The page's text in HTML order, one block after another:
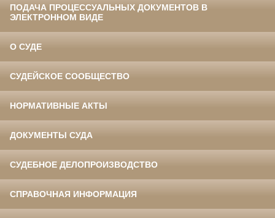
ПОДАЧА ПРОЦЕССУАЛЬНЫХ ДОКУМЕНТОВ В
ЭЛЕКТРОННОМ ВИДЕ
О СУДЕ
СУДЕЙСКОЕ СООБЩЕСТВО
НОРМАТИВНЫЕ АКТЫ
ДОКУМЕНТЫ СУДА
СУДЕБНОЕ ДЕЛОПРОИЗВОДСТВО
СПРАВОЧНАЯ ИНФОРМАЦИЯ